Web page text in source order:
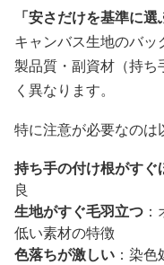
「安さだけを基準に
キャンバス生地のバ
製品質・副資材（持ち
く異なります。
特に注意が必要なのは
持ち手の付け根がすぐ
良
生地がすぐ毛羽立つ
低い素材の特徴
色落ちが激しい ：染